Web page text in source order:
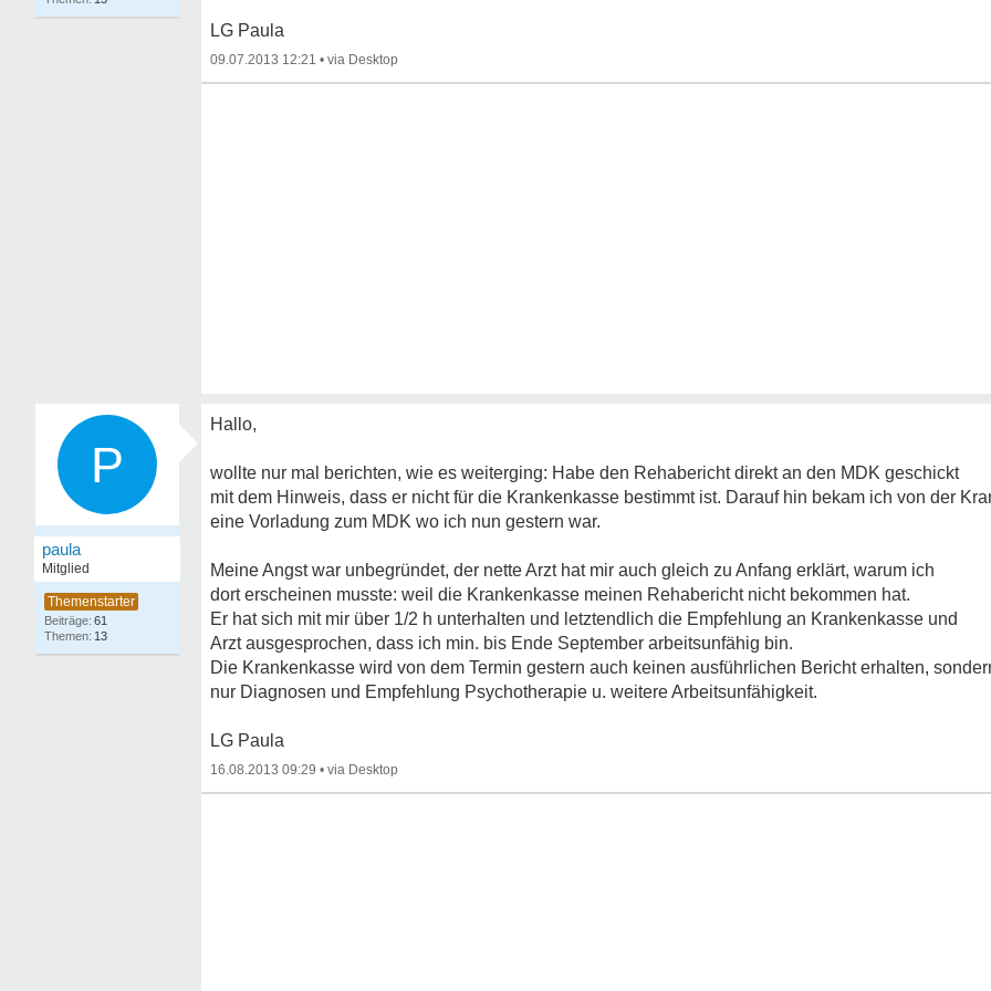
LG Paula
09.07.2013 12:21 •
P
paula
Mitglied
61
13
Hallo,
wollte nur mal berichten, wie es weiterging: Habe den Rehabericht direkt an den MDK geschickt
mit dem Hinweis, dass er nicht für die Krankenkasse bestimmt ist. Darauf hin bekam ich von der
eine Vorladung zum MDK wo ich nun gestern war.
Meine Angst war unbegründet, der nette Arzt hat mir auch gleich zu Anfang erklärt, warum ich
dort erscheinen musste: weil die Krankenkasse meinen Rehabericht nicht bekommen hat.
Er hat sich mit mir über 1/2 h unterhalten und letztendlich die Empfehlung an Krankenkasse und
Arzt ausgesprochen, dass ich min. bis Ende September arbeitsunfähig bin.
Die Krankenkasse wird von dem Termin gestern auch keinen ausführlichen Bericht erhalten,
nur Diagnosen und Empfehlung Psychotherapie u. weitere Arbeitsunfähigkeit.
LG Paula
16.08.2013 09:29 •